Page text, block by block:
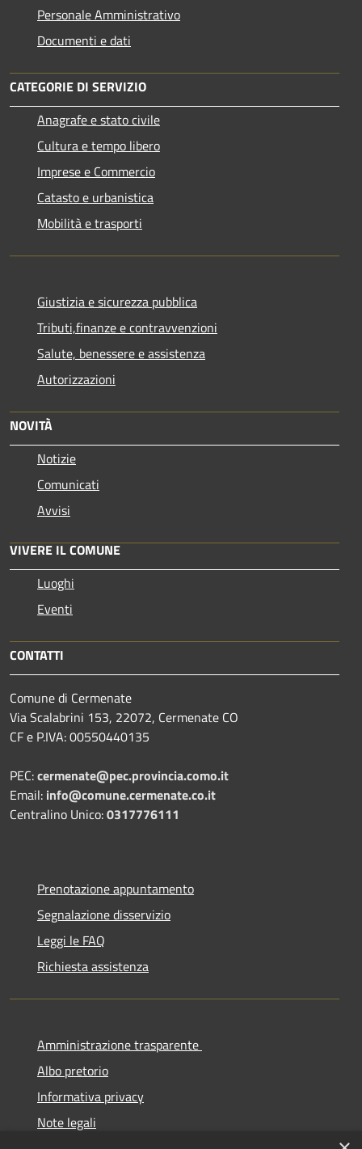
Personale Amministrativo
Documenti e dati
CATEGORIE DI SERVIZIO
Anagrafe e stato civile
Cultura e tempo libero
Imprese e Commercio
Catasto e urbanistica
Mobilità e trasporti
Giustizia e sicurezza pubblica
Tributi,finanze e contravvenzioni
Salute, benessere e assistenza
Autorizzazioni
NOVITÀ
Notizie
Comunicati
Avvisi
VIVERE IL COMUNE
Luoghi
Eventi
CONTATTI
Comune di Cermenate
Via Scalabrini 153, 22072, Cermenate CO
CF e P.IVA: 00550440135
PEC:cermenate@pec.provincia.como.it
Email: info@comune.cermenate.co.it
Centralino Unico:0317776111
Prenotazione appuntamento
Segnalazione disservizio
Leggi le FAQ
Richiesta assistenza
Amministrazione trasparente
Albo pretorio
Informativa privacy
Note legali